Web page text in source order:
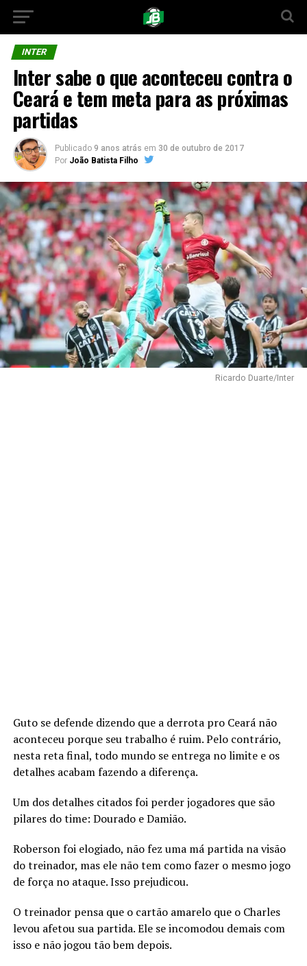
INTER
Inter sabe o que aconteceu contra o
Ceará e tem meta para as próximas
partidas
Publicado 9 anos atrás em 30 de outubro de 2017
Por João Batista Filho
Ricardo Duarte/Inter
Guto se defende dizendo que a derrota pro Ceará não
aconteceu porque seu trabalho é ruim. Pelo contrário,
nesta reta final, todo mundo se entrega no limite e os
detalhes acabam fazendo a diferença.
Um dos detalhes citados foi perder jogadores que são
pilares do time: Dourado e Damião.
Roberson foi elogiado, não fez uma má partida na visão
do treinador, mas ele não tem como fazer o mesmo jogo
de força no ataque. Isso prejudicou.
O treinador pensa que o cartão amarelo que o Charles
levou afetou sua partida. Ele se incomodou demais com
isso e não jogou tão bem depois.